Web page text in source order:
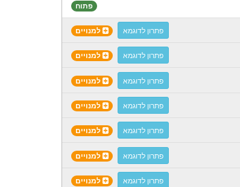
פתוח
למנויים פתרון לדוגמא
למנויים פתרון לדוגמא
למנויים פתרון לדוגמא
למנויים פתרון לדוגמא
למנויים פתרון לדוגמא
למנויים פתרון לדוגמא
למנויים פתרון לדוגמא